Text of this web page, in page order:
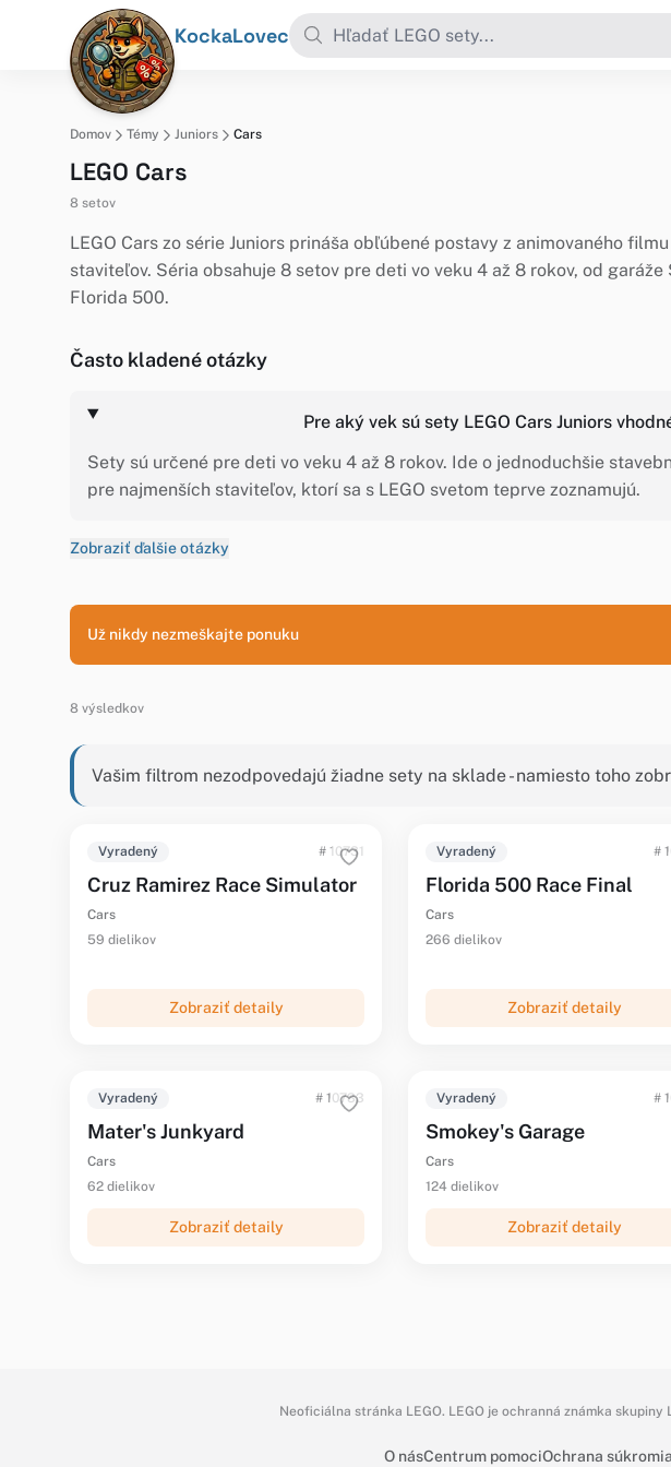
KockaLovec
Domov Témy Juniors Cars
LEGO Cars
8 setov
LEGO Cars zo série Juniors prináša obľúbené postavy z animovaného
staviteľov. Séria obsahuje 8 setov pre deti vo veku 4 až 8 rokov, od garáže
Florida 500.
Často kladené otázky
Pre aký vek sú sety LEGO Cars Juniors
Sety sú určené pre deti vo veku 4 až 8 rokov. Ide o jednoduchšie
pre najmenších staviteľov, ktorí sa s LEGO svetom teprve zoznamujú.
Zobraziť ďalšie otázky
Už nikdy nezmeškajte ponuku
8 výsledkov
Vašim filtrom nezodpovedajú žiadne sety na sklade - namiesto toho
Vyradený # 10731
Cruz Ramirez Race Simulator
Cars
59 dielikov
Zobraziť detaily
Vyradený #
Florida 500 Race Final
Cars
266 dielikov
Zobraziť detaily
Vyradený # 10733
Mater's Junkyard
Cars
62 dielikov
Zobraziť detaily
Vyradený #
Smokey's Garage
Cars
124 dielikov
Zobraziť detaily
Neoficiálna stránka LEGO. LEGO je ochranná známka
O násCentrum pomociOchrana súkromia